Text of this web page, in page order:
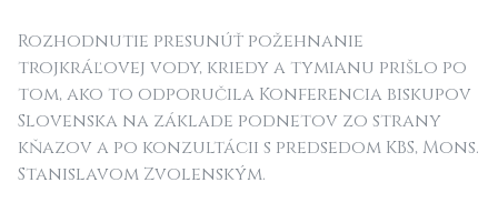
Rozhodnutie presunúť požehnanie
trojkráľovej vody, kriedy a tymianu prišlo po
tom, ako to odporučila Konferencia biskupov
Slovenska na základe podnetov zo strany
kňazov a po konzultácii s predsedom KBS, Mons.
Stanislavom Zvolenským.